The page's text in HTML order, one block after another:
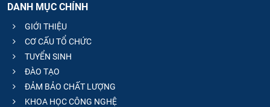
DANH MỤC CHÍNH
GIỚI THIỆU
CƠ CẤU TỔ CHỨC
TUYỂN SINH
ĐÀO TẠO
ĐẢM BẢO CHẤT LƯỢNG
KHOA HỌC CÔNG NGHỆ